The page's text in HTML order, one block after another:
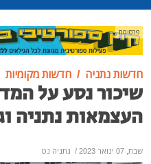
פרסומת
חדשות נתניה חדשות מקומיות
שיכור נסע על
העצמאות נתניה
שבת, 07 ינואר 2023 / נתניה נט